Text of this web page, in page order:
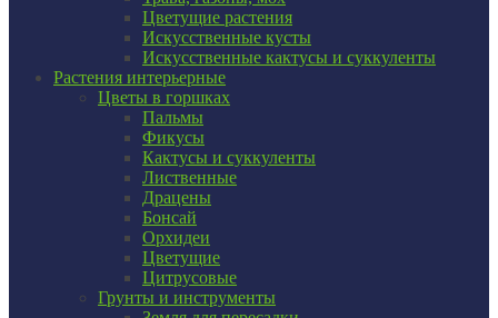
Цветущие растения
Искусственные кусты
Искусственные кактусы и суккуленты
Растения интерьерные
Цветы в горшках
Пальмы
Фикусы
Кактусы и суккуленты
Лиственные
Драцены
Бонсай
Орхидеи
Цветущие
Цитрусовые
Грунты и инструменты